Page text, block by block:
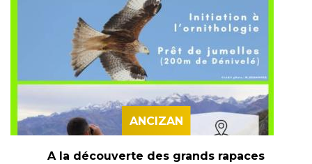
ANCIZAN
A la découverte des grands rapaces